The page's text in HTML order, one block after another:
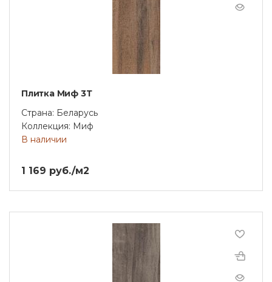
Плитка Миф 3Т
Страна: Беларусь
Коллекция: Миф
В наличии
1 169 руб./м2